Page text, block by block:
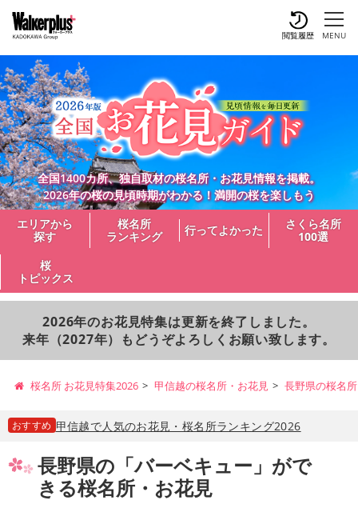
MENU
閲覧履歴
全国1400カ所、独自取材の桜名所・お花見情報を掲載。
2026年の桜の見頃時期がわかる！満開の桜を楽しもう
エリアから
探す
桜名所
ランキング
行ってよかった
さくら名所
100選
桜
トピックス
2026年のお花見特集は更新を終了しました。
来年（2027年）もどうぞよろしくお願い致します。
桜名所 お花見特集2026 甲信越の桜名所・お花見 長野県の桜名
おすすめ 甲信越で人気のお花見・桜名所ランキング2026
長野県の「バーベキュー」がで
きる桜名所・お花見